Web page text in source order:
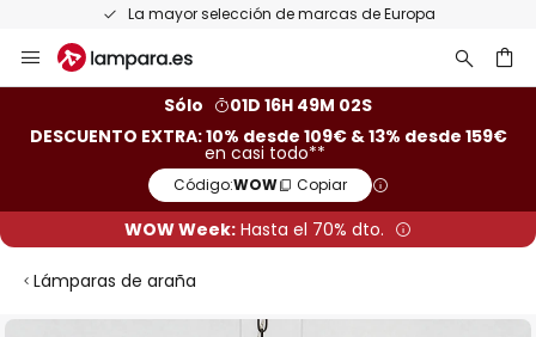
La mayor selección de marcas de Europa
al
Sólo
01D 16H 49M 02S
DESCUENTO EXTRA: 10% desde 109€ & 13% desde 159€
en casi todo**
Código:WOW Copiar
WOW Week: Hasta el 70% dto.
Lámparas de araña